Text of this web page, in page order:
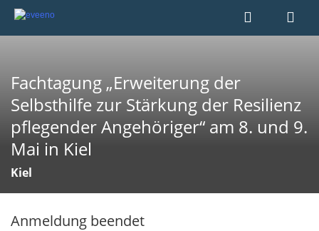
Fachtagung „Erweiterung der
Selbsthilfe zur Stärkung der Resilienz
pflegender Angehöriger“ am 8. und 9.
Mai in Kiel
Kiel
Anmeldung beendet